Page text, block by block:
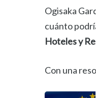
Ogisaka
cuánto
Hoteles y
Con una